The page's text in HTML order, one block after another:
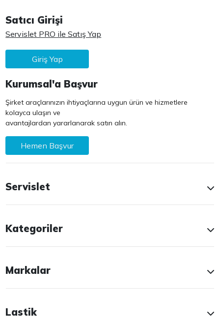
Satıcı Girişi
Servislet PRO ile Satış Yap
Giriş Yap
Kurumsal'a Başvur
Şirket araçlarınızın ihtiyaçlarına uygun ürün ve hizmetlere
kolayca ulaşın ve
avantajlardan yararlanarak satın alın.
Hemen Başvur
Servislet
Kategoriler
Markalar
Lastik